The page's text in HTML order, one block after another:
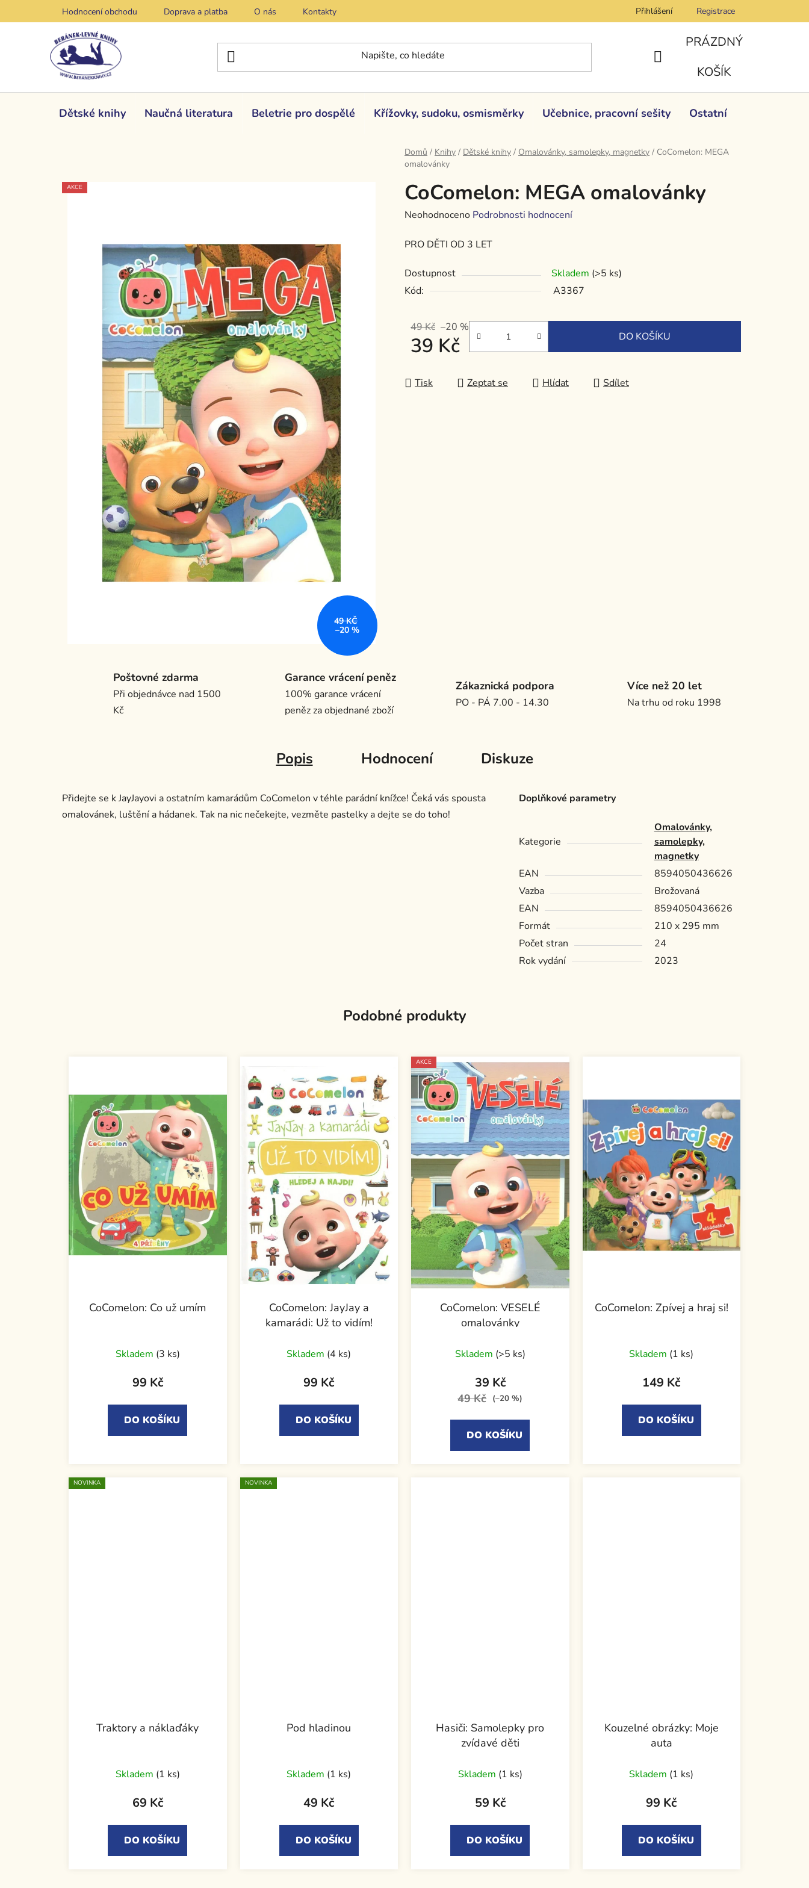
na
Hodnocení obchodu Doprava a platba O nás Kontakty Přihlášení Registrace
NÁKUPNÍ
PRÁZDNÝ
KOŠÍK
Dětské knihy Naučná literatura Beletrie pro dospělé Křížovky, sudoku, osmisměrky Učebnice, pracovní sešity Ostatní
Domů / Knihy / Dětské knihy / Omalovánky, samolepky, magnetky / CoComelon: MEGA
omalovánky
CoComelon: MEGA omalovánky
Průměrné
produktu
0,0
z
hvězdiček.
Neohodnoceno Podrobnosti hodnocení
PRO DĚTI OD 3 LET
Dostupnost Skladem (>5 ks)
Kód:
A3367
49 Kč –20 %
39 Kč DO KOŠÍKU
Tisk Zeptat se Hlídat Sdílet
AKCE
49 KČ
–20 %
Poštovné zdarma
Při objednávce nad 1500
Kč
Garance vrácení peněz
100% garance vrácení
peněz za objednané zboží
Zákaznická podpora
PO - PÁ 7.00 - 14.30
Více než 20 let
Na trhu od roku 1998
Popis Hodnocení Diskuze
Přidejte se k JayJayovi a ostatním kamarádům CoComelon v téhle parádní knížce! Čeká vás spousta
omalovánek, luštění a hádanek. Tak na nic nečekejte, vezměte pastelky a dejte se do toho!
Doplňkové parametry
Kategorie
Omalovánky,
samolepky,
magnetky
EAN
8594050436626
Vazba
Brožovaná
EAN
8594050436626
Formát
210 x 295 mm
Počet stran
24
Rok vydání
2023
Podobné produkty
CoComelon: Co už umím
Skladem (3 ks)
99 Kč
DO KOŠÍKU
CoComelon: JayJay a
kamarádi: Už to vidím!
Skladem (4 ks)
99 Kč
DO KOŠÍKU
AKCE
CoComelon: VESELÉ
omalovánky
Skladem (>5 ks)
39 Kč
49 Kč (–20 %)
DO KOŠÍKU
CoComelon: Zpívej a hraj si!
Skladem (1 ks)
149 Kč
DO KOŠÍKU
NOVINKA
Traktory a náklaďáky
Skladem (1 ks)
69 Kč
DO KOŠÍKU
NOVINKA
Pod hladinou
Skladem (1 ks)
49 Kč
DO KOŠÍKU
Hasiči: Samolepky pro
zvídavé děti
Skladem (1 ks)
59 Kč
DO KOŠÍKU
Kouzelné obrázky: Moje
auta
Skladem (1 ks)
99 Kč
DO KOŠÍKU